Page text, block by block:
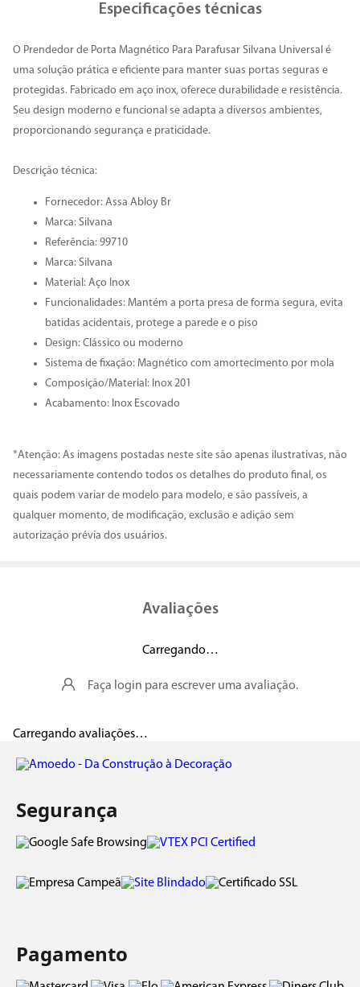
Especificações técnicas
O Prendedor de Porta Magnético Para Parafusar Silvana Universal é
uma solução prática e eficiente para manter suas portas seguras e
protegidas. Fabricado em aço inox, oferece durabilidade e resistência.
Seu design moderno e funcional se adapta a diversos ambientes,
proporcionando segurança e praticidade.
Descrição técnica:
Fornecedor: Assa Abloy Br
Marca: Silvana
Referência: 99710
Marca: Silvana
Material: Aço Inox
Funcionalidades: Mantém a porta presa de forma segura, evita
batidas acidentais, protege a parede e o piso
Design: Clássico ou moderno
Sistema de fixação: Magnético com amortecimento por mola
Composição/Material: Inox 201
Acabamento: Inox Escovado
*Atenção: As imagens postadas neste site são apenas ilustrativas, não
necessariamente contendo todos os detalhes do produto final, os
quais podem variar de modelo para modelo, e são passíveis, a
qualquer momento, de modificação, exclusão e adição sem
autorização prévia dos usuários.
Avaliações
Carregando…
Faça login para escrever uma avaliação.
Carregando avaliações…
Segurança
Pagamento